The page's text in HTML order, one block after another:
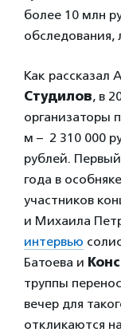
более 10 млн
обследования,
Как рассказал
Студилов, в
организаторы
м – 2 310 000
рублей.
года в
участников
и Михаила
интервью
Батоева и
труппы
вечер для
откликаются